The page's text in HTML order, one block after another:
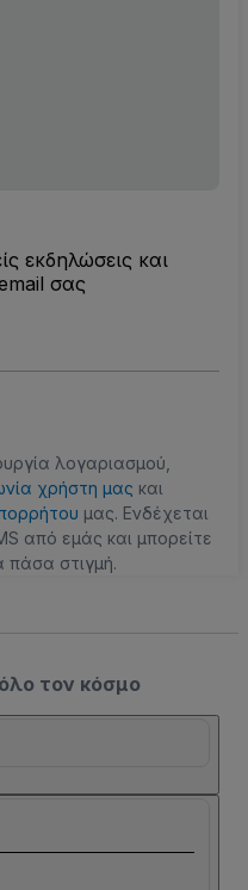
εκδηλώσεις και
σας
λογαριασμού,
χρήστη μας και
μας. Ενδέχεται
από εμάς και μπορείτε
πάσα στιγμή.
τον κόσμο